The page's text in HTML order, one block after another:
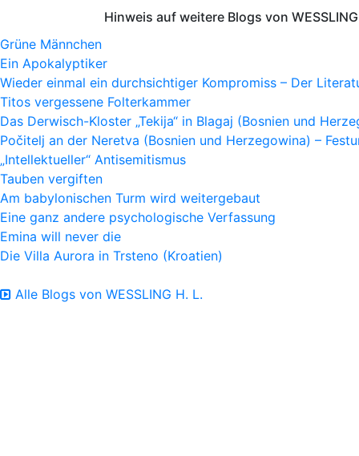
Hinweis auf weitere Blogs von
Grüne Männchen
Ein Apokalyptiker
Wieder einmal ein durchsichtiger Kompromiss – Der
Titos vergessene Folterkammer
Das Derwisch-Kloster „Tekija“ in Blagaj (Bosnien und
Počitelj an der Neretva (Bosnien und Herzegowina) –
„Intellektueller“ Antisemitismus
Tauben vergiften
Am babylonischen Turm wird weitergebaut
Eine ganz andere psychologische Verfassung
Emina will never die
Die Villa Aurora in Trsteno (Kroatien)
Alle Blogs von WESSLING H. L.